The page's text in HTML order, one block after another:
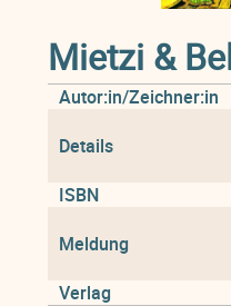
Mietzi &
Autor:in/Zeichner:in
Details
ISBN
Meldung
Verlag